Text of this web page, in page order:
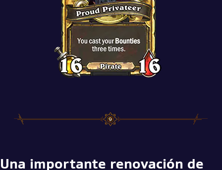
Una importante renovación de